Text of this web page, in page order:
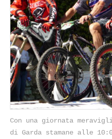
Con una giornata
di Garda stamane alle